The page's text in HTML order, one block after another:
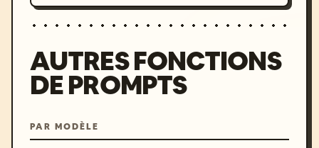
AUTRES FONCTIONS
DE PROMPTS
PAR MODÈLE